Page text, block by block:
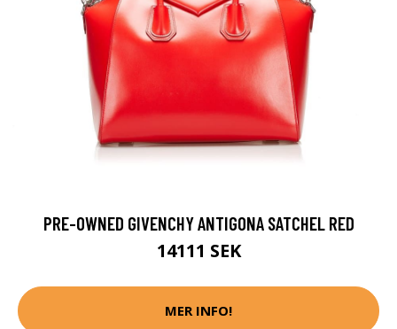
PRE-OWNED GIVENCHY ANTIGONA SATCHEL RED
14111 SEK
MER INFO!